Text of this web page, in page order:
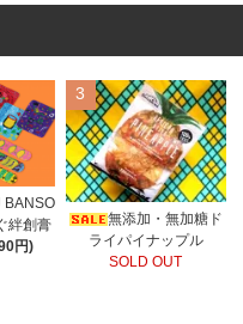
BANSO
絆創膏
円)
3
無添加・無加糖ド
ライパイナップル
SOLD OUT